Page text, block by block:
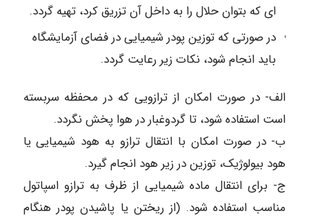
ای که بتوان حلال را به داخل آن تزریق کرد، تهیه گردد.
در صورتی که توزین پودر شیمیایی در فضای آزمایشگاه
باید انجام شود، نکات زیر رعایت گردد.
الف- در صورت امکان از ترازویی که در محفظه سربسته
است استفاده شود، تا گردوغبار در هوا پخش نگردد.
ب- در صورت امکان با انتقال ترازو به هود شیمیایی یا
هود بیولوژیک، توزین در زیر هود انجام گیرد.
ج- برای انتقال ماده شیمیایی از ظرف به ترازو اسپاتول
مناسب استفاده شود. (از ریختن یا پاشیدن پودر هنگام